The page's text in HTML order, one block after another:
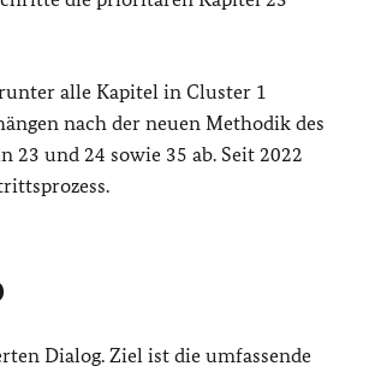
alle Kapitel in Cluster 1
nach der neuen Methodik des
und 24 sowie 35 ab. Seit 2022
Dialog. Ziel ist die umfassende